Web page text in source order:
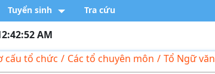
Tuyển sinh Tra cứu
AM
cấu tổ chức / Các tổ chuyên môn / Tổ Ngữ văn